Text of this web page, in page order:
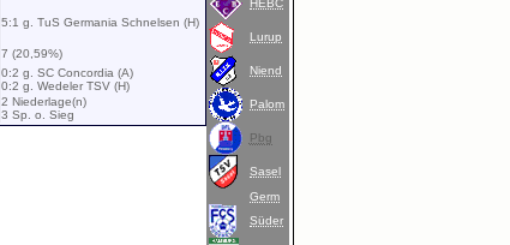
5:1 g. TuS Germania Schnelsen (H)
7 (20,59%)
0:2 g. SC Concordia (A)
0:2 g. Wedeler TSV (H)
2 Niederlage(n)
3 Sp. o. Sieg
Lurup
Niend
Palom
Pbg
Sasel
Germ
Süder